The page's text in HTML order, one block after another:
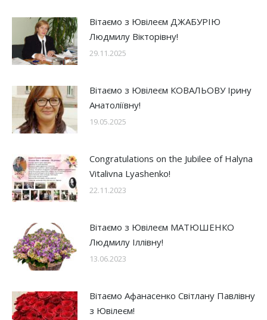
Вітаємо з Ювілеєм ДЖАБУРІЮ
Людмилу Вікторівну!
29.11.2025
Вітаємо з Ювілеєм КОВАЛЬОВУ Ірину
Анатоліївну!
19.05.2025
Congratulations on the Jubilee of Halyna
Vitalivna Lyashenko!
22.11.2023
Вітаємо з Ювілеєм МАТЮШЕНКО
Людмилу Іллівну!
13.06.2023
Вітаємо Афанасенко Світлану Павлівну
з Ювілеєм!